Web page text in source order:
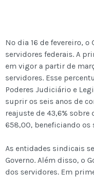
No dia 16 de fevereiro,
servidores federais. A
em vigor a partir de
servidores. Esse
Poderes Judiciário e
suprir os seis anos de
reajuste de 43,6%
658,00, beneficiando os
As entidades sindicais
Governo. Além disso, o
dos servidores. Em